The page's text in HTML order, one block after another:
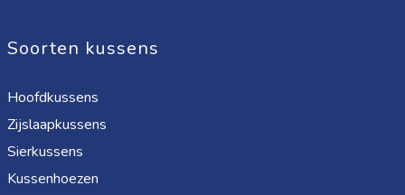
Soorten kussens
Hoofdkussens
Zijslaapkussens
Sierkussens
Kussenhoezen